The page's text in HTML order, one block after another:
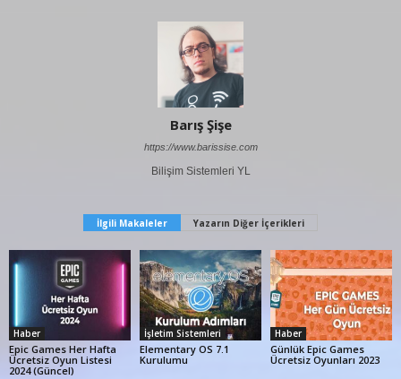
Barış Şişe
https://www.barissise.com
Bilişim Sistemleri YL
İlgili Makaleler Yazarın Diğer İçerikleri
Haber
Epic Games Her Hafta
Ücretsiz Oyun Listesi
2024 (Güncel)
İşletim Sistemleri
Elementary OS 7.1
Kurulumu
Haber
Günlük Epic Games
Ücretsiz Oyunları 2023